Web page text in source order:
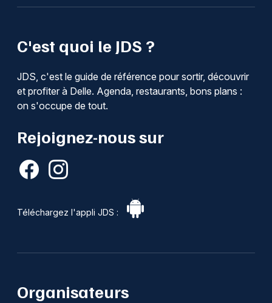
C'est quoi le JDS ?
JDS, c'est le guide de référence pour sortir, découvrir
et profiter à Delle. Agenda, restaurants, bons plans :
on s'occupe de tout.
Rejoignez-nous sur
Téléchargez l'appli JDS :
Organisateurs